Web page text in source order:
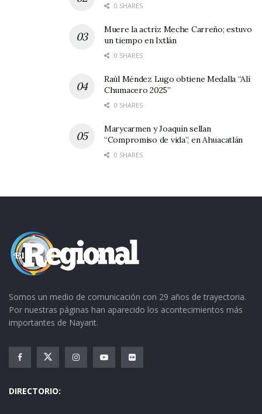
0 SHARES
Muere la actriz Meche Carreño; estuvo
un tiempo en Ixtlán
0 SHARES
Raúl Méndez Lugo obtiene Medalla “Alí
Chumacero 2025”
0 SHARES
Marycarmen y Joaquín sellan
“Compromiso de vida”, en Ahuacatlán
0 SHARES
Somos un medio de comunicación con 29 años de trayectoria.
Por nuestras páginas han aparecido los acontecimientos más
importantes de Nayarit.
DIRECTORIO: